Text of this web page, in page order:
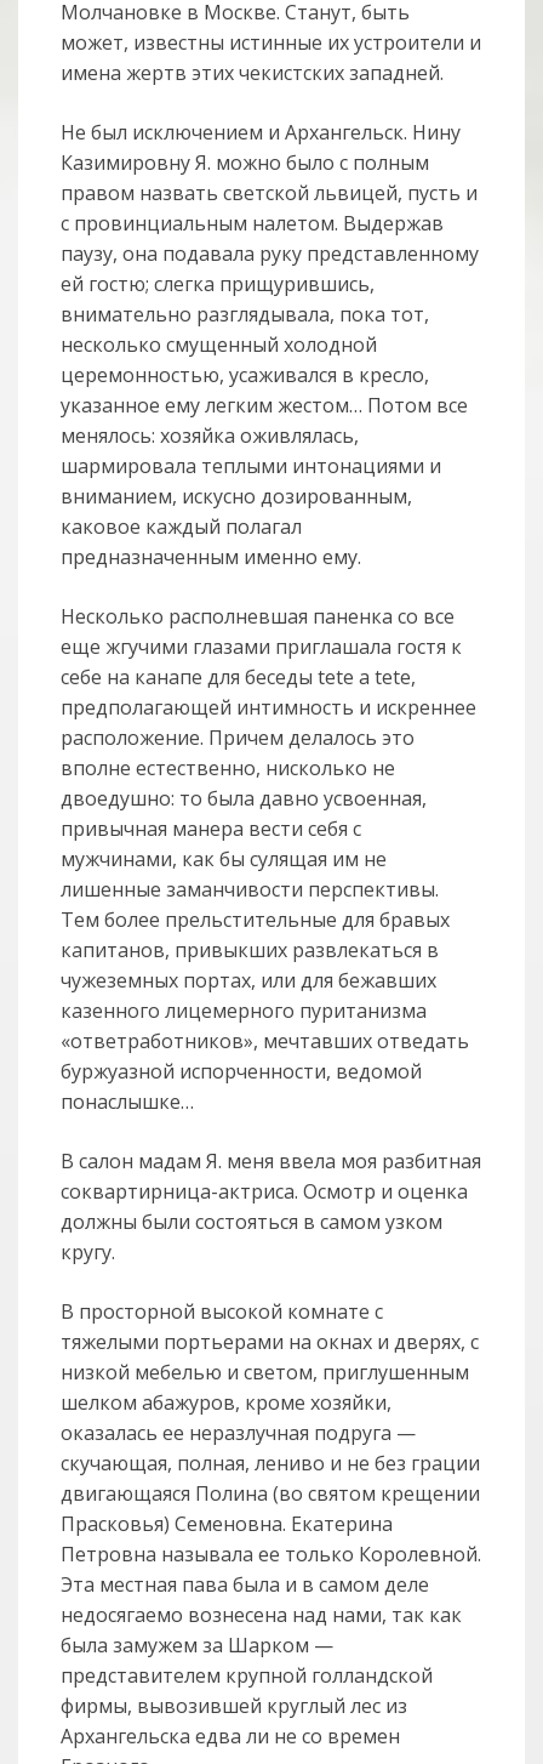
Молчановке в Москве. Станут, быть
может, известны истинные их устроители и
имена жертв этих чекистских западней.
Не был исключением и Архангельск. Нину
Казимировну Я. можно было с полным
правом назвать светской львицей, пусть и
с провинциальным налетом. Выдержав
паузу, она подавала руку представленному
ей гостю; слегка прищурившись,
внимательно разглядывала, пока тот,
несколько смущенный холодной
церемонностью, усаживался в кресло,
указанное ему легким жестом… Потом все
менялось: хозяйка оживлялась,
шармировала теплыми интонациями и
вниманием, искусно дозированным,
каковое каждый полагал
предназначенным именно ему.
Несколько располневшая паненка со все
еще жгучими глазами приглашала гостя к
себе на канапе для беседы tete a tete,
предполагающей интимность и искреннее
расположение. Причем делалось это
вполне естественно, нисколько не
двоедушно: то была давно усвоенная,
привычная манера вести себя с
мужчинами, как бы сулящая им не
лишенные заманчивости перспективы.
Тем более прельстительные для бравых
капитанов, привыкших развлекаться в
чужеземных портах, или для бежавших
казенного лицемерного пуританизма
«ответработников», мечтавших отведать
буржуазной испорченности, ведомой
понаслышке…
В салон мадам Я. меня ввела моя разбитная
соквартирница-актриса. Осмотр и оценка
должны были состояться в самом узком
кругу.
В просторной высокой комнате с
тяжелыми портьерами на окнах и дверях, с
низкой мебелью и светом, приглушенным
шелком абажуров, кроме хозяйки,
оказалась ее неразлучная подруга —
скучающая, полная, лениво и не без грации
двигающаяся Полина (во святом крещении
Прасковья) Семеновна. Екатерина
Петровна называла ее только Королевной.
Эта местная пава была и в самом деле
недосягаемо вознесена над нами, так как
была замужем за Шарком —
представителем крупной голландской
фирмы, вывозившей круглый лес из
Архангельска едва ли не со времен